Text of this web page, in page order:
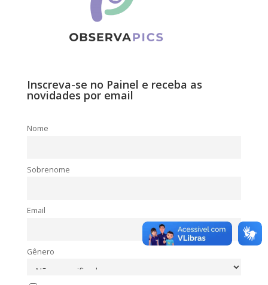
Inscreva-se no Painel e receba as
novidades por email
Nome
Sobrenome
Email
Gênero